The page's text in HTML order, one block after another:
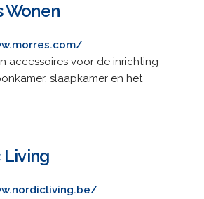
Wonen
accessoires voor de inrichting
slaapkamer en het